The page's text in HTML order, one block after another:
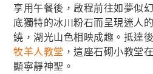
享用午餐後，啟程前往如夢似
底獨特的冰川粉石而呈現迷人
繞，湖光山色相映成趣。抵達
牧羊人教堂 ，這座石砌小教堂
顯寧靜神聖。